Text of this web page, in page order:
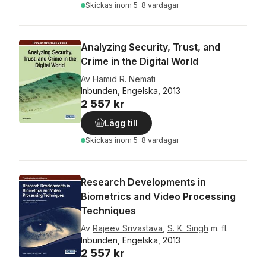
Skickas inom 5-8 vardagar
Analyzing Security, Trust, and
Crime in the Digital World
Av Hamid R. Nemati
Inbunden, Engelska, 2013
2 557 kr
Lägg till
Skickas inom 5-8 vardagar
Research Developments in
Biometrics and Video Processing
Techniques
Av Rajeev Srivastava S. K. Singh m. fl.
Inbunden, Engelska, 2013
2 557 kr